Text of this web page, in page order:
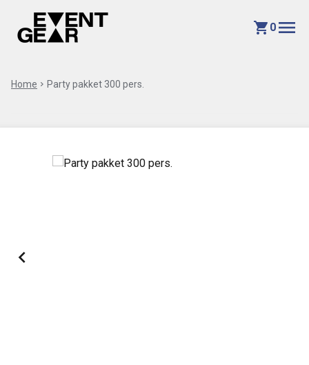
shopping_cart 0 menu
Home chevron_right Party pakket 300 pers.